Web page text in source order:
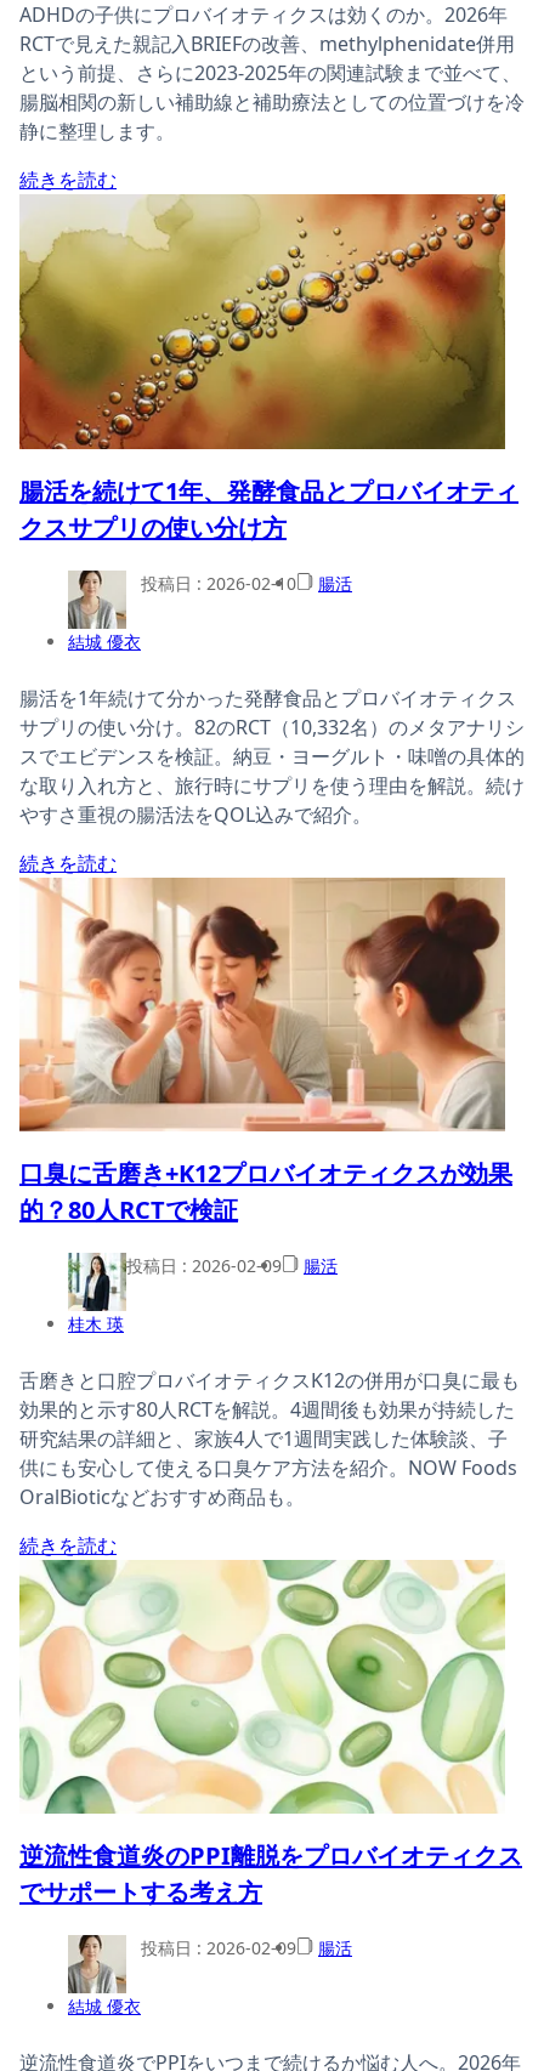
ADHDの子供にプロバイオティクスは効くのか。2026年
RCTで見えた親記入BRIEFの改善、methylphenidate併用
という前提、さらに2023-2025年の関連試験まで並べて、
腸脳相関の新しい補助線と補助療法としての位置づけを冷
静に整理します。
続きを読む
腸活を続けて1年、発酵食品とプロバイオティ
クスサプリの使い分け方
結城 優衣
投稿日 : 2026-02-10 腸活
腸活を1年続けて分かった発酵食品とプロバイオティクス
サプリの使い分け。82のRCT（10,332名）のメタアナリシ
スでエビデンスを検証。納豆・ヨーグルト・味噌の具体的
な取り入れ方と、旅行時にサプリを使う理由を解説。続け
やすさ重視の腸活法をQOL込みで紹介。
続きを読む
口臭に舌磨き+K12プロバイオティクスが効果
的？80人RCTで検証
桂木 瑛
投稿日 : 2026-02-09 腸活
舌磨きと口腔プロバイオティクスK12の併用が口臭に最も
効果的と示す80人RCTを解説。4週間後も効果が持続した
研究結果の詳細と、家族4人で1週間実践した体験談、子
供にも安心して使える口臭ケア方法を紹介。NOW Foods
OralBioticなどおすすめ商品も。
続きを読む
逆流性食道炎のPPI離脱をプロバイオティクス
でサポートする考え方
結城 優衣
投稿日 : 2026-02-09 腸活
逆流性食道炎でPPIをいつまで続けるか悩む人へ。2026年